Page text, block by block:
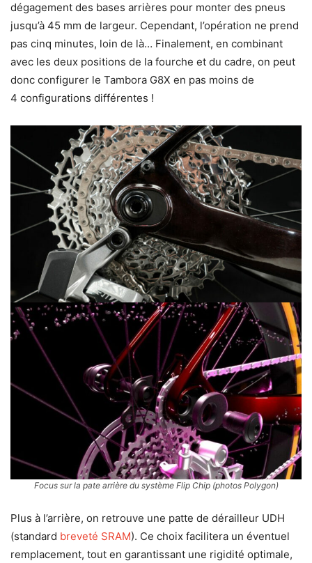
dégagement des bases arrières pour monter des pneus
jusqu’à 45 mm de largeur. Cependant, l’opération ne prend
pas cinq minutes, loin de là… Finalement, en combinant
avec les deux positions de la fourche et du cadre, on peut
donc configurer le Tambora G8X en pas moins de
4 configurations différentes !
Focus sur la pate arrière du système Flip Chip (photos Polygon)
Plus à l’arrière, on retrouve une patte de dérailleur UDH
(standard breveté SRAM). Ce choix facilitera un éventuel
remplacement, tout en garantissant une rigidité optimale,